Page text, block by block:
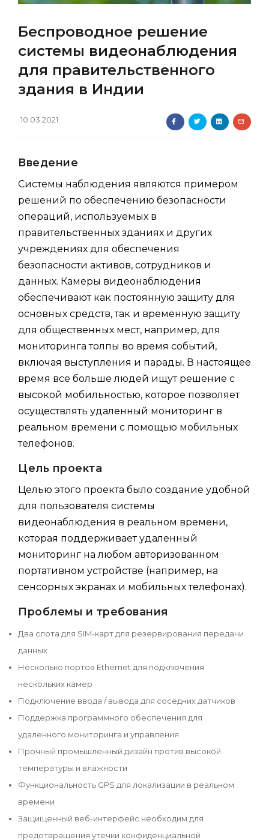
Беспроводное решение
системы видеонаблюдения
для правительственного
здания в Индии
10.03.2021
Введение
Системы наблюдения являются примером
решений по обеспечению безопасности
операций, используемых в
правительственных зданиях и других
учреждениях для обеспечения
безопасности активов, сотрудников и
данных. Камеры видеонаблюдения
обеспечивают как постоянную защиту для
основных средств, так и временную защиту
для общественных мест, например, для
мониторинга толпы во время событий,
включая выступления и парады. В настоящее
время все больше людей ищут решение с
высокой мобильностью, которое позволяет
осуществлять удаленный мониторинг в
реальном времени с помощью мобильных
телефонов.
Цель проекта
Целью этого проекта было создание удобной
для пользователя системы
видеонаблюдения в реальном времени,
которая поддерживает удаленный
мониторинг на любом авторизованном
портативном устройстве (например, на
сенсорных экранах и мобильных телефонах).
Проблемы и требования
Два слота для SIM-карт для резервирования передачи
данных
Несколько портов Ethernet для подключения
нескольких камер
Подключение ввода / вывода для соседних датчиков
Поддержка программного обеспечения для
удаленного мониторинга и управления
Прочный промышленный дизайн против высокой
температуры и влажности
Функциональность GPS для локализации в реальном
времени
Защищенный веб-интерфейс необходим для
предотвращения утечки конфиденциальной